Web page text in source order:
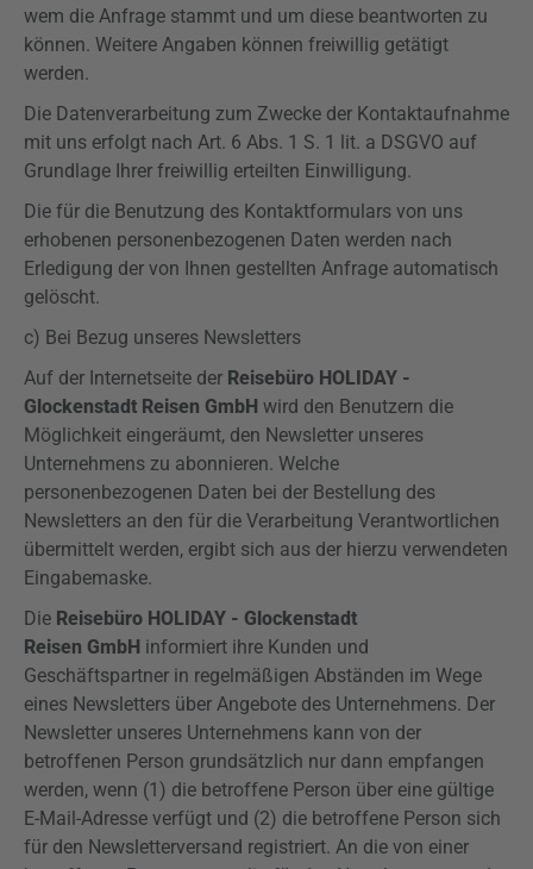
wem die Anfrage stammt und um diese beantworten zu
können. Weitere Angaben können freiwillig getätigt
werden.
Die Datenverarbeitung zum Zwecke der Kontaktaufnahme
mit uns erfolgt nach Art. 6 Abs. 1 S. 1 lit. a DSGVO auf
Grundlage Ihrer freiwillig erteilten Einwilligung.
Die für die Benutzung des Kontaktformulars von uns
erhobenen personenbezogenen Daten werden nach
Erledigung der von Ihnen gestellten Anfrage automatisch
gelöscht.
c) Bei Bezug unseres Newsletters
Auf der Internetseite der Reisebüro HOLIDAY -
Glockenstadt Reisen GmbH wird den Benutzern die
Möglichkeit eingeräumt, den Newsletter unseres
Unternehmens zu abonnieren. Welche
personenbezogenen Daten bei der Bestellung des
Newsletters an den für die Verarbeitung Verantwortlichen
übermittelt werden, ergibt sich aus der hierzu verwendeten
Eingabemaske.
Die Reisebüro HOLIDAY - Glockenstadt
Reisen GmbH informiert ihre Kunden und
Geschäftspartner in regelmäßigen Abständen im Wege
eines Newsletters über Angebote des Unternehmens. Der
Newsletter unseres Unternehmens kann von der
betroffenen Person grundsätzlich nur dann empfangen
werden, wenn (1) die betroffene Person über eine gültige
E-Mail-Adresse verfügt und (2) die betroffene Person sich
für den Newsletterversand registriert. An die von einer